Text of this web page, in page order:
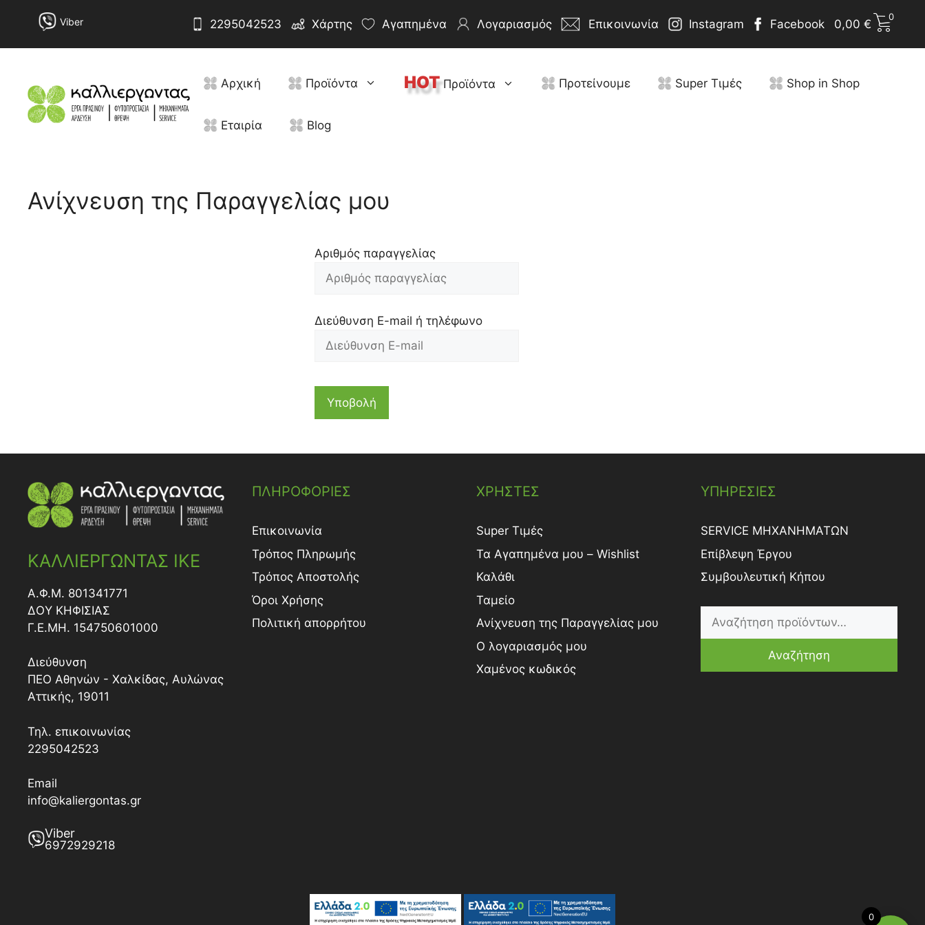
2295042523 Χάρτης Αγαπημένα Λογαριασμός Επικοινωνία Instagram Facebook 0,00 €
0
Viber
Αρχική Προϊόντα HOTΠροϊόντα Προτείνουμε Super Τιμές Shop in Shop
Εταιρία Blog
Ανίχνευση της Παραγγελίας μου
Αριθμός παραγγελίας
Διεύθυνση E-mail ή τηλέφωνο
Υποβολή
ΚΑΛΛΙΕΡΓΩΝΤΑΣ ΙΚΕ
Α.Φ.Μ. 801341771
ΔΟY ΚΗΦΙΣΙΑΣ
Γ.Ε.ΜΗ. 154750601000
Διεύθυνση
ΠΕΟ Αθηνών - Χαλκίδας, Αυλώνας
Αττικής, 19011
Τηλ. επικοινωνίας
2295042523
Email
info@kaliergontas.gr
Viber
6972929218
ΠΛΗΡΟΦΟΡΙΕΣ
Επικοινωνία
Τρόπος Πληρωμής
Τρόπος Aποστολής
Όροι Χρήσης
Πολιτική απορρήτου
ΧΡΗΣΤΕΣ
Super Τιμές
Τα Αγαπημένα μου – Wishlist
Καλάθι
Ταμείο
Ανίχνευση της Παραγγελίας μου
Ο λογαριασμός μου
Χαμένος κωδικός
ΥΠΗΡΕΣΙΕΣ
SERVICE ΜΗΧΑΝΗΜΑΤΩΝ
Επίβλεψη Έργου
Συμβουλευτική Κήπου
Αναζήτηση
0